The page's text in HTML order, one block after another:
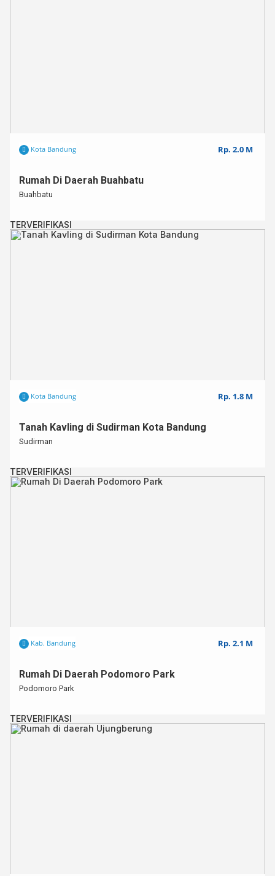
Kota Bandung Rp. 2.0 M
Rumah Di Daerah Buahbatu
Buahbatu
TERVERIFIKASI
Kota Bandung Rp. 1.8 M
Tanah Kavling di Sudirman Kota Bandung
Sudirman
TERVERIFIKASI
Kab. Bandung Rp. 2.1 M
Rumah Di Daerah Podomoro Park
Podomoro Park
TERVERIFIKASI